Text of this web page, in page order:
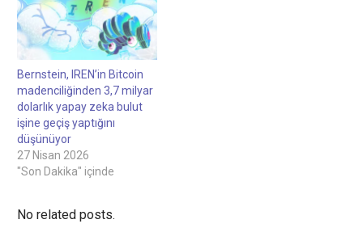
Bernstein, IREN’in Bitcoin
madenciliğinden 3,7 milyar
dolarlık yapay zeka bulut
işine geçiş yaptığını
düşünüyor
27 Nisan 2026
"Son Dakika" içinde
No related posts.